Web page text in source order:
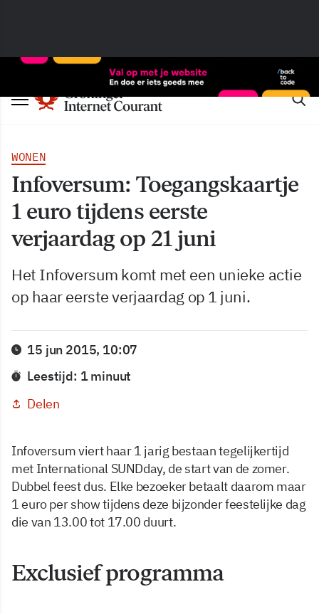
WONEN
Infoversum: Toegangskaartje
1 euro tijdens eerste
verjaardag op 21 juni
Het Infoversum komt met een unieke actie
op haar eerste verjaardag op 1 juni.
15 jun 2015, 10:07
Leestijd: 1 minuut
Delen
Infoversum viert haar 1 jarig bestaan tegelijkertijd
met International SUNDday, de start van de zomer.
Dubbel feest dus. Elke bezoeker betaalt daarom maar
1 euro per show tijdens deze bijzonder feestelijke dag
die van 13.00 tot 17.00 duurt.
Exclusief programma